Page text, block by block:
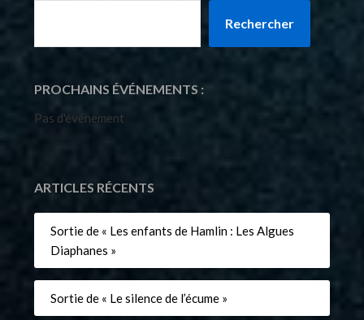
Rechercher
PROCHAINS ÉVÉNEMENTS :
Pas d'événement
ARTICLES RÉCENTS
Sortie de « Les enfants de Hamlin : Les Algues
Diaphanes »
Sortie de « Le silence de l’écume »